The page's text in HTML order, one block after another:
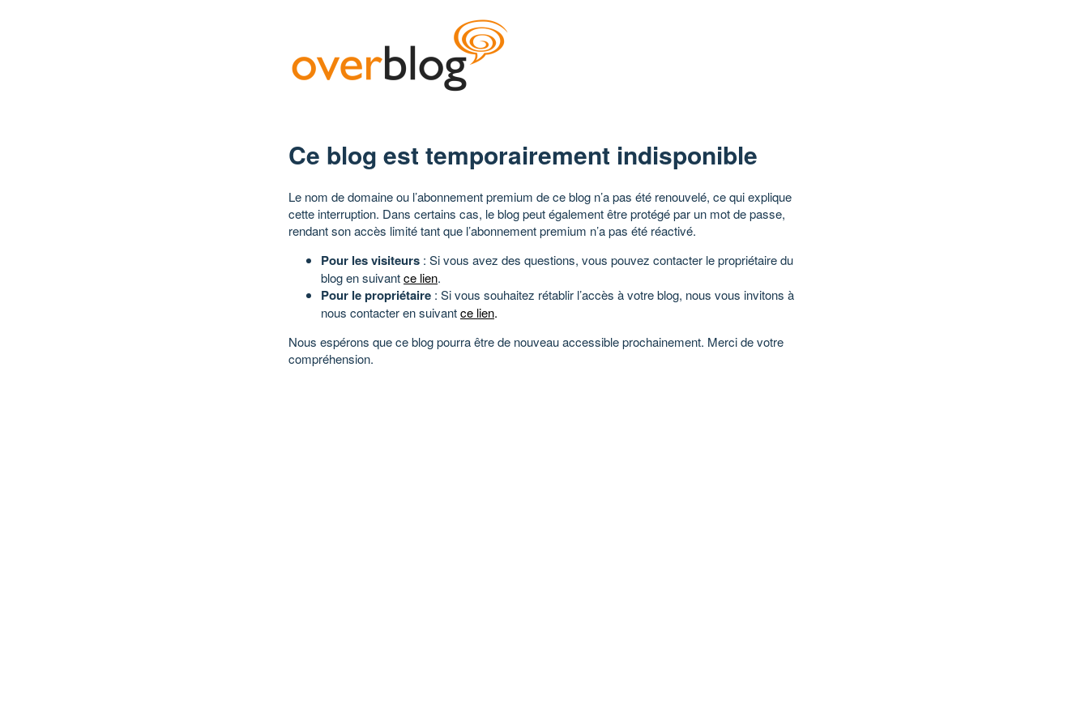
Ce blog est temporairement indisponible
Le nom de domaine ou l’abonnement premium de ce blog n’a pas été renouvelé, ce qui explique
cette interruption. Dans certains cas, le blog peut également être protégé par un mot de passe,
rendant son accès limité tant que l’abonnement premium n’a pas été réactivé.
Pour les visiteurs : Si vous avez des questions, vous pouvez contacter le propriétaire du
blog en suivantce lien.
Pour le propriétaire : Si vous souhaitez rétablir l’accès à votre blog, nous vous invitons à
nous contacter en suivantce lien.
Nous espérons que ce blog pourra être de nouveau accessible prochainement. Merci de votre
compréhension.